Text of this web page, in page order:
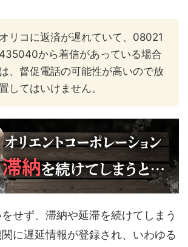
オリコに返済が遅れていて、08021
435040から着信があっている場合
は、督促電話の可能性が高いので放
してはいけません。
せず、滞納や延滞を続けてしまう
に遅延情報が登録され、いわゆる